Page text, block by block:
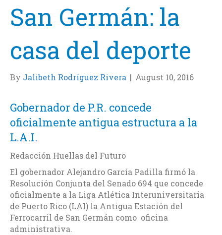
San Germán: la
casa del deporte
By Jalibeth Rodríguez Rivera | August 10, 2016
Gobernador de P.R. concede
oficialmente antigua estructura a la
L.A.I.
Redacción Huellas del Futuro
El gobernador Alejandro García Padilla firmó la
Resolución Conjunta del Senado 694 que concede
oficialmente a la Liga Atlética Interuniversitaria
de Puerto Rico (LAI) la Antigua Estación del
Ferrocarril de San Germán como oficina
administrativa.